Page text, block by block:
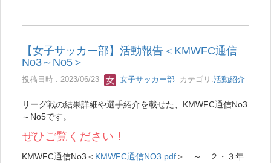
【女子サッカー部】活動報告＜KMWFC通信
No3～No5＞
投稿日時 : 2023/06/23 女子サッカー部 カテゴリ:活動紹介
リーグ戦の結果詳細や選手紹介を載せた、KMWFC通信No3
～No5です。
ぜひご覧ください！
KMWFC通信No3＜ KMWFC通信NO3.pdf＞ ～ ２・３年